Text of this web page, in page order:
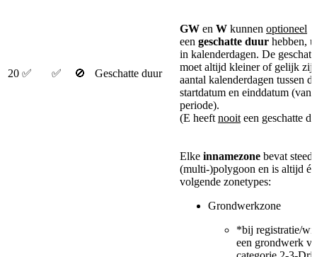
20 ✅ ✅ 🚫 Geschatte duur
GW en W kunnen optioneel
een geschatte duur hebben,
in kalenderdagen. De
moet altijd kleiner of gelijk
aantal kalenderdagen tussen de
startdatum en einddatum (van
periode).
(E heeft nooit een geschatte
Elke innamezone bevat
(multi-)polygoon en is altijd
volgende zonetypes:
Grondwerkzone
*bij registratie/
een grondwerk